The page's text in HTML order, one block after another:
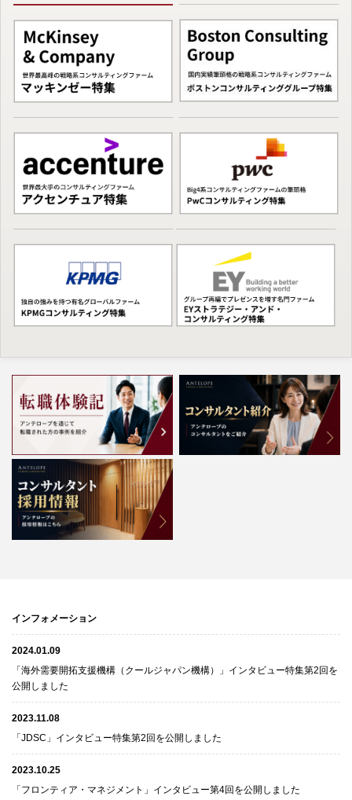
インフォメーション
2024.01.09
「海外需要開拓支援機構（クールジャパン機構）」インタビュー特集第2回を
公開しました
2023.11.08
「JDSC」インタビュー特集第2回を公開しました
2023.10.25
「フロンティア・マネジメント」インタビュー第4回を公開しました